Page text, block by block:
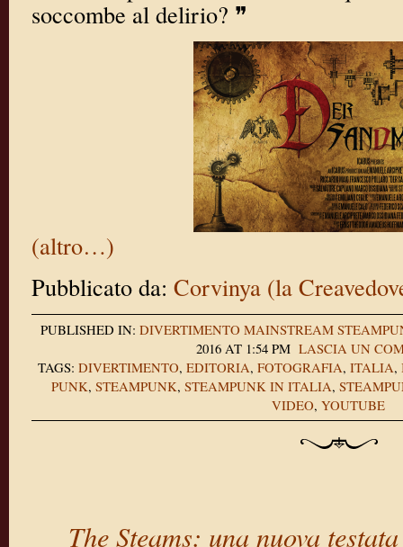
soccombe al delirio? ❞
(altro…)
Pubblicato da: Corvinya (la
PUBLISHED IN: DIVERTIMENTO MAINSTREAM
2016 AT 1:54 PM LASCIA UN
TAGS: DIVERTIMENTO, EDITORIA, FOTOGRAFIA, ITALIA,
PUNK, STEAMPUNK, STEAMPUNK IN ITALIA,
VIDEO, YOUTUBE
The Steams: una nuova